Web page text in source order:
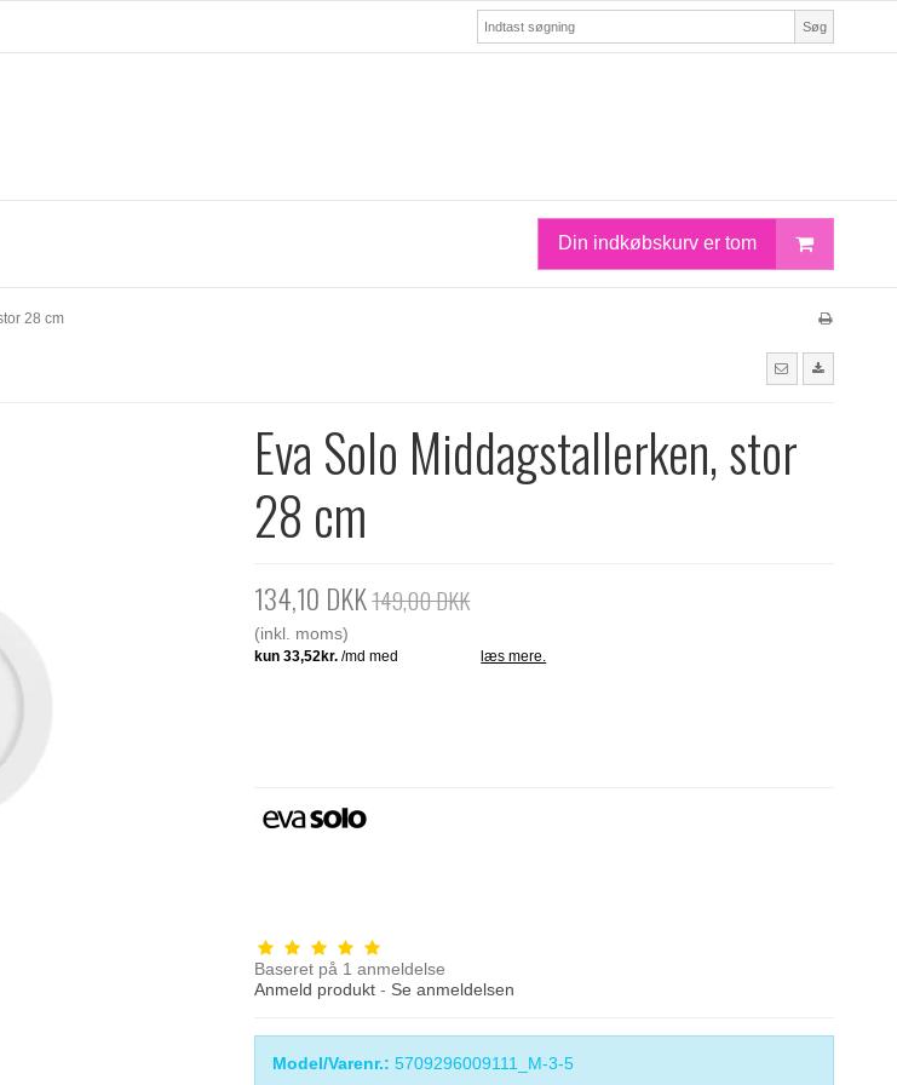
Søg
Din indkøbskurv er tom
28 cm
Eva Solo Middagstallerken, stor
28 cm
134,10 DKK149,00 DKK
(inkl. moms)
Baseret på 1 anmeldelse
Anmeld produkt - Se anmeldelsen
Model/Varenr.: 5709296009111_M-3-5